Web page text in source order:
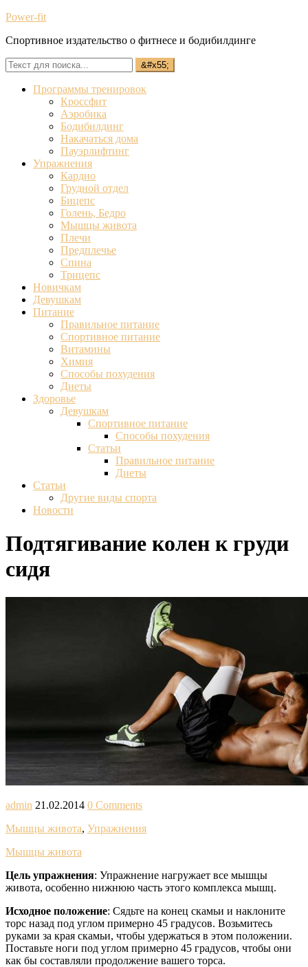
Power-fit
Спортивное издательство о фитнесе и бодибилдинге
Программы тренировок
Кроссфит
Аэробика
Бодибилдинг
Накачаться дома
Пауэрлифтинг
Упражнения
Кардио
Грудной отдел
Бицепс
Голень, Бедро
Мышцы живота
Плечи
Предплечье
Спина
Трицепс
Новичкам
Девушкам
Питание
Правильное питание
Спортивное питание
Витамины
Химия
Способы похудения
Диеты
Здоровье
Девушкам
Спортивное питание
Способы похудения
Статьи
Правильное питание
Диеты
Статьи
Другие виды спорта
Новости
Подтягивание колен к груди
сидя
admin 21.02.2014 0 Comments
Мышцы живота, Упражнения
Мышцы живота
Цель упражнения: Упражнение нагружает все мышцы
живота, особенно нижнюю часть этого комплекса мышц.
Исходное положение: Сядьте на конец скамьи и наклоните
торс назад под углом примерно 45 градусов. Возьмитесь
руками за края скамьи, чтобы удержаться в этом положении.
Поставьте ноги под углом примерно 45 градусов, чтобы они
как бы составляли продолжение вашего торса.